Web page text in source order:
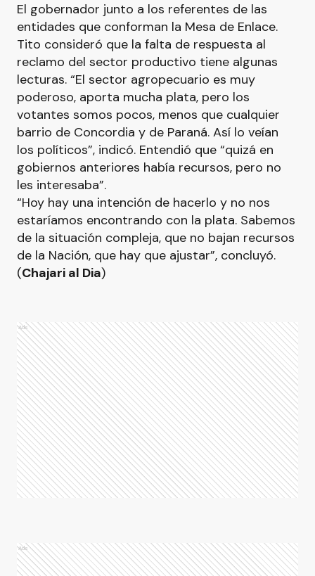
El gobernador junto a los referentes de las
entidades que conforman la Mesa de Enlace.
Tito consideró que la falta de respuesta al
reclamo del sector productivo tiene algunas
lecturas. “El sector agropecuario es muy
poderoso, aporta mucha plata, pero los
votantes somos pocos, menos que cualquier
barrio de Concordia y de Paraná. Así lo veían
los políticos”, indicó. Entendió que “quizá en
gobiernos anteriores había recursos, pero no
les interesaba”.
“Hoy hay una intención de hacerlo y no nos
estaríamos encontrando con la plata. Sabemos
de la situación compleja, que no bajan recursos
de la Nación, que hay que ajustar”, concluyó.
(Chajari al Dia)
Ads
Ads